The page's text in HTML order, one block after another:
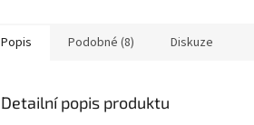
Popis Podobné (8) Diskuze
Detailní popis produktu